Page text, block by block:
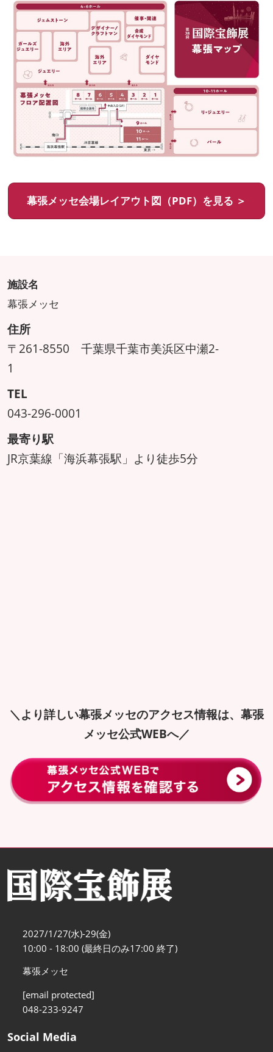
幕張メッセ会場レイアウト図（PDF）を見る ＞
施設名
幕張メッセ
住所
〒261-8550 千葉県千葉市美浜区中瀬2-
1
TEL
043-296-0001
最寄り駅
JR京葉線「海浜幕張駅」より徒歩5分
＼より詳しい幕張メッセのアクセス情報は、幕張
メッセ公式WEBへ／
2027/1/27(水)-29(金)
10:00 - 18:00 (最終日のみ17:00 終了)
幕張メッセ
[email protected]
048-233-9247
Social Media